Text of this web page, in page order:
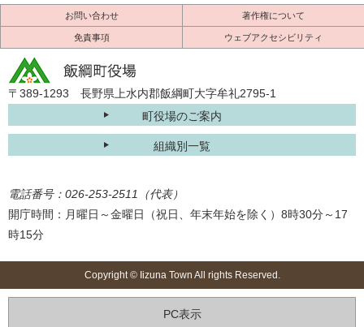
お問い合わせ 著作権について
免責事項 ウェブアクセシビリティ
〒389-1293 長野県上水内郡飯綱町大字牟礼2795-1
町役場のご案内
組織別一覧
電話番号：026-253-2511（代表）
開庁時間：月曜日～金曜日（祝日、年末年始を除く）8時30分～17
時15分
Copyright © Iizuna Town All rights Reserved.
PC表示